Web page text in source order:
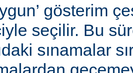
gösterim
seçilir. Bu
sınamalar